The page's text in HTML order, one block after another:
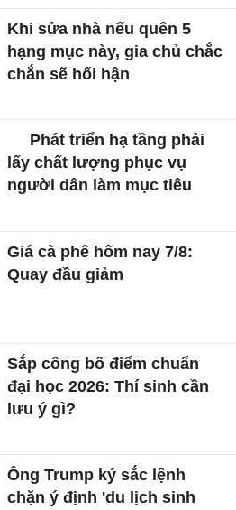
Khi sửa nhà nếu quên 5
hạng mục này, gia chủ chắc
chắn sẽ hối hận
Phát triển hạ tầng phải
lấy chất lượng phục vụ
người dân làm mục tiêu
Giá cà phê hôm nay 7/8:
Quay đầu giảm
Sắp công bố điểm chuẩn
đại học 2026: Thí sinh cần
lưu ý gì?
Ông Trump ký sắc lệnh
chặn ý định 'du lịch sinh